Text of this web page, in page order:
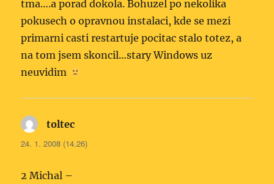
tma….a porad dokola. Bohuzel po nekolika
pokusech o opravnou instalaci, kde se mezi
primarni casti restartuje pocitac stalo totez, a
na tom jsem skoncil…stary Windows uz
neuvidim
toltec
24. 1. 2008 (14.26)
2 Michal –